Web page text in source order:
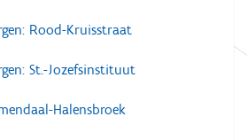
Rood-Kruisstraat
St.-Jozefsinstituut
Halensbroek